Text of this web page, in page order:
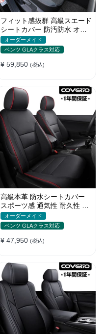
フィット感抜群 高級スエード
シートカバー 防汚防水 オー
ダーメイド 耐久性 全席セッ
ト
オーダーメイド
ベンツ GLAクラス対応
¥ 59,850 (税込)
高級本革 防水シートカバー
スポーツ感 通気性 耐久性 オ
ーダーメイド 4色 全席セット
オーダーメイド
ベンツ GLAクラス対応
¥ 47,950 (税込)